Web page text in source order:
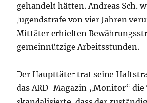
gehandelt hätten. Andreas Sch.
Jugendstrafe von vier Jahren
Mittäter erhielten
gemeinnützige Arbeitsstunden.
Der Haupttäter trat seine
das ARD-Magazin „Monitor“ die